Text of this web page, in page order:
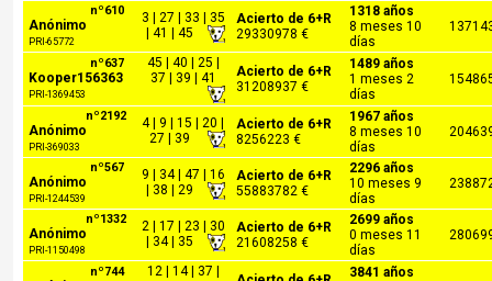
nº610
Anónimo
PRI-65772
3 | 27 | 33 | 35
| 41 | 45
Acierto de 6+R
29330978 €
1318 años
8 meses 10
días
nº637
Kooper156363
PRI-1369453
45 | 40 | 25 |
37 | 39 | 41
Acierto de 6+R
31208937 €
1489 años
1 meses 2
días
nº2192
Anónimo
PRI-369033
4 | 9 | 15 | 20 |
27 | 39
Acierto de 6+R
8256223 €
1967 años
8 meses 10
días
nº567
Anónimo
PRI-1244539
9 | 34 | 47 | 16
| 38 | 29
Acierto de 6+R
55883782 €
2296 años
10 meses 9
días
nº1332
Anónimo
PRI-1150498
2 | 17 | 23 | 30
| 34 | 35
Acierto de 6+R
21608258 €
2699 años
0 meses 11
días
nº744
12 | 14 | 37 |
3841 años